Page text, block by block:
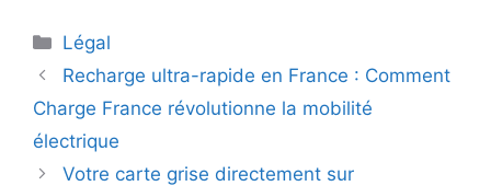
Catégories
Légal
Recharge ultra-rapide en France : Comment
Charge France révolutionne la mobilité
électrique
Votre carte grise directement sur